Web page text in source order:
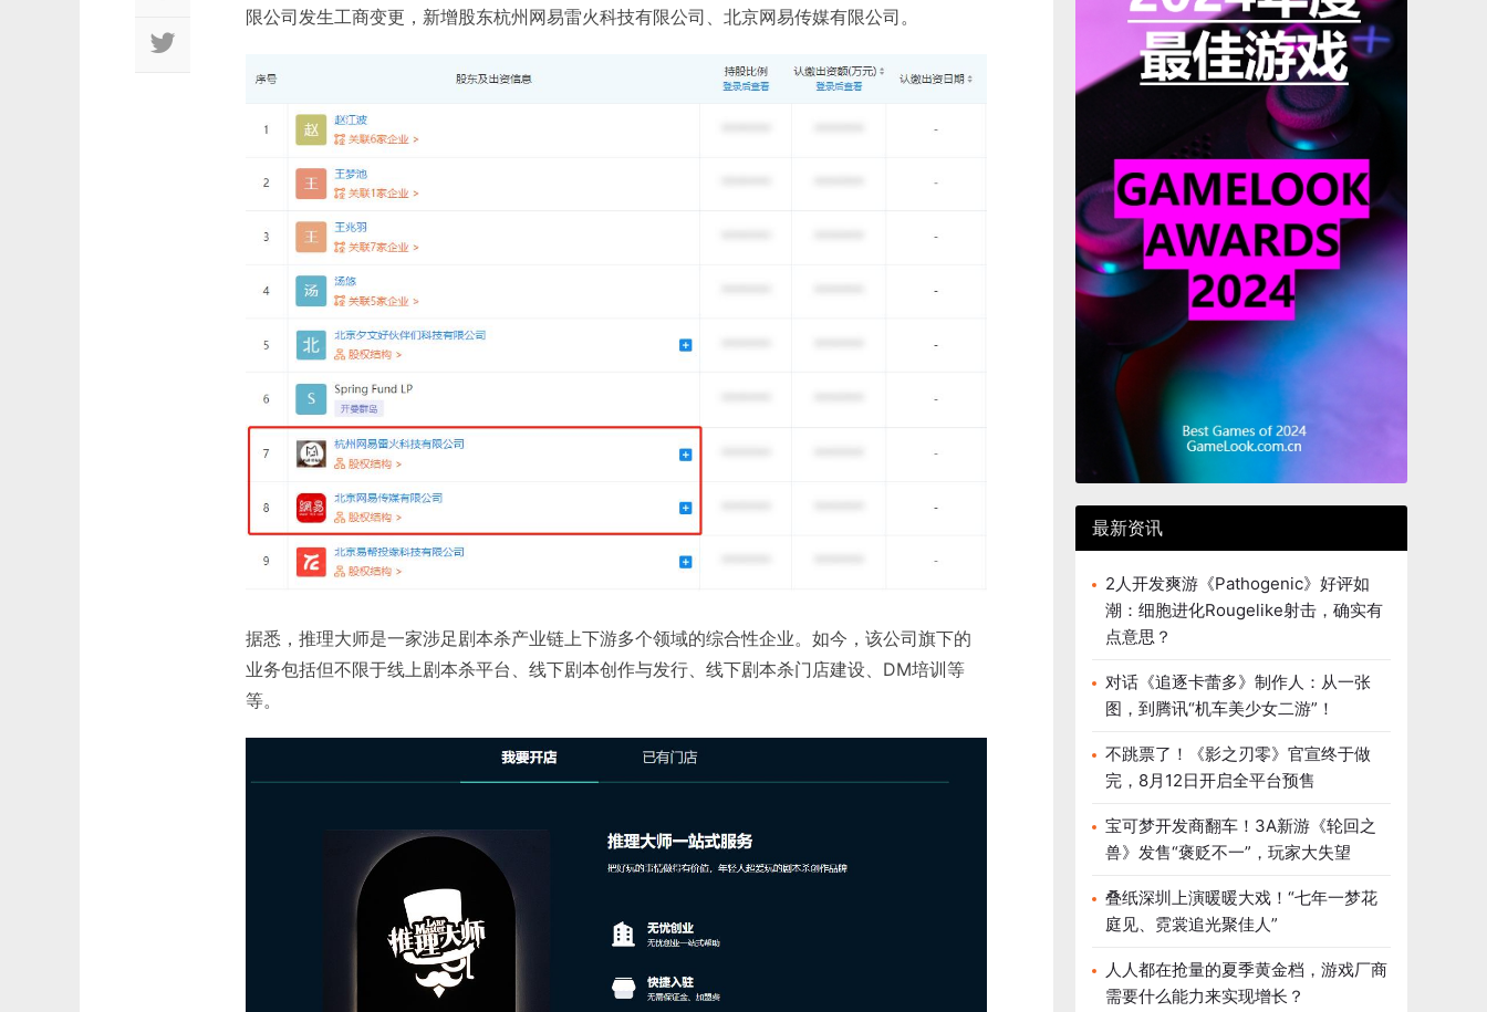
限公司发生工商变更，新增股东杭州网易雷火科技有限公司、北京网易传媒有限公司。
据悉，推理大师是一家涉足剧本杀产业链上下游多个领域的综合性企业。如今，该公司旗下的
业务包括但不限于线上剧本杀平台、线下剧本创作与发行、线下剧本杀门店建设、DM培训等
等。
最新资讯
2人开发爽游《Pathogenic》好评如
潮：细胞进化Rougelike射击，确实有
点意思？
对话《追逐卡蕾多》制作人：从一张
图，到腾讯“机车美少女二游”！
不跳票了！《影之刃零》官宣终于做
完，8月12日开启全平台预售
宝可梦开发商翻车！3A新游《轮回之
兽》发售“褒贬不一”，玩家大失望
叠纸深圳上演暖暖大戏！“七年一梦花
庭见、霓裳追光聚佳人”
人人都在抢量的夏季黄金档，游戏厂商
需要什么能力来实现增长？